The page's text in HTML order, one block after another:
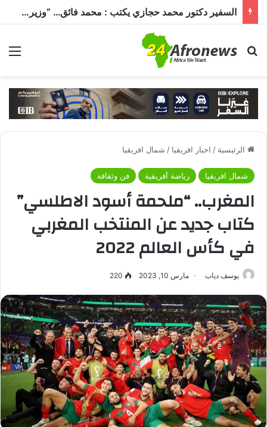
السفير دكتور محمد حجازي يكتب : محمد فائق… “وزير إفريقيا” الذي حمل رسالة القاهرة إلى القارة السمراء
بحث عن
الرئيسية / اخبار افريقيا / شمال افريقيا
شمال افريقيا رياضة أفريقية فن وثقافة
المغرب.. “ملحمة أسود الاطلسي”
كتاب جديد عن المنتخب المغربي
في كأس العالم 2022
يوسف دياب مارس 10, 2023 220